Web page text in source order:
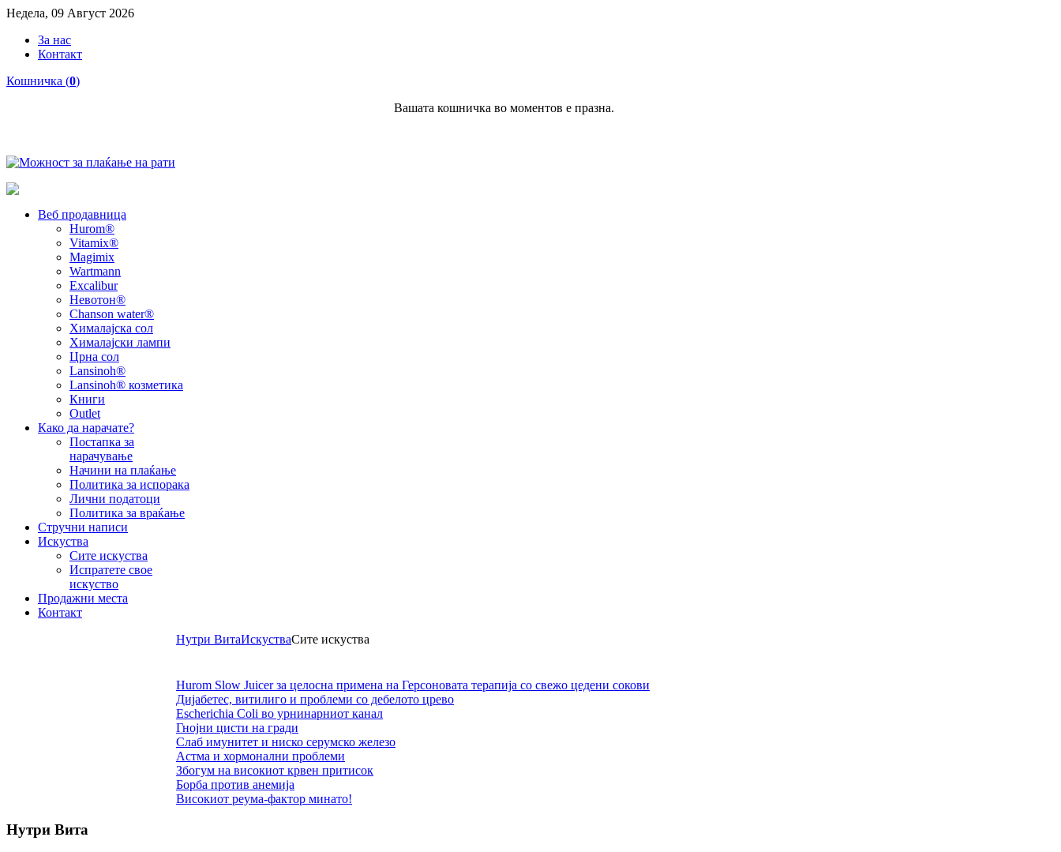
Недела, 09 Август 2026
За нас
Контакт
Кошничка (0)
Вашата кошничка во моментов е празна.
Веб продавница
Hurom®
Vitamix®
Magimix
Wartmann
Excalibur
Невотон®
Chanson water®
Хималајска сол
Хималајски лампи
Црна сол
Lansinoh®
Lansinoh® козметика
Книги
Outlet
Како да нарачате?
Постапка за
нарачување
Начини на плаќање
Политика за испорака
Лични податоци
Политика за враќање
Стручни написи
Искуства
Сите искуства
Испратете свое
искуство
Продажни места
Контакт
Нутри ВитаИскустваСите искуства
Hurom Slow Juicer за целосна примена на Герсоновата терапија со свежо цедени сокови
Дијабетес, витилиго и проблеми со дебелото црево
Escherichia Coli во урнинарниот канал
Гнојни цисти на гради
Слаб имунитет и ниско серумско железо
Астма и хормонални проблеми
Збогум на високиот крвен притисок
Борба против анемија
Високиот реума-фактор минато!
Нутри Вита